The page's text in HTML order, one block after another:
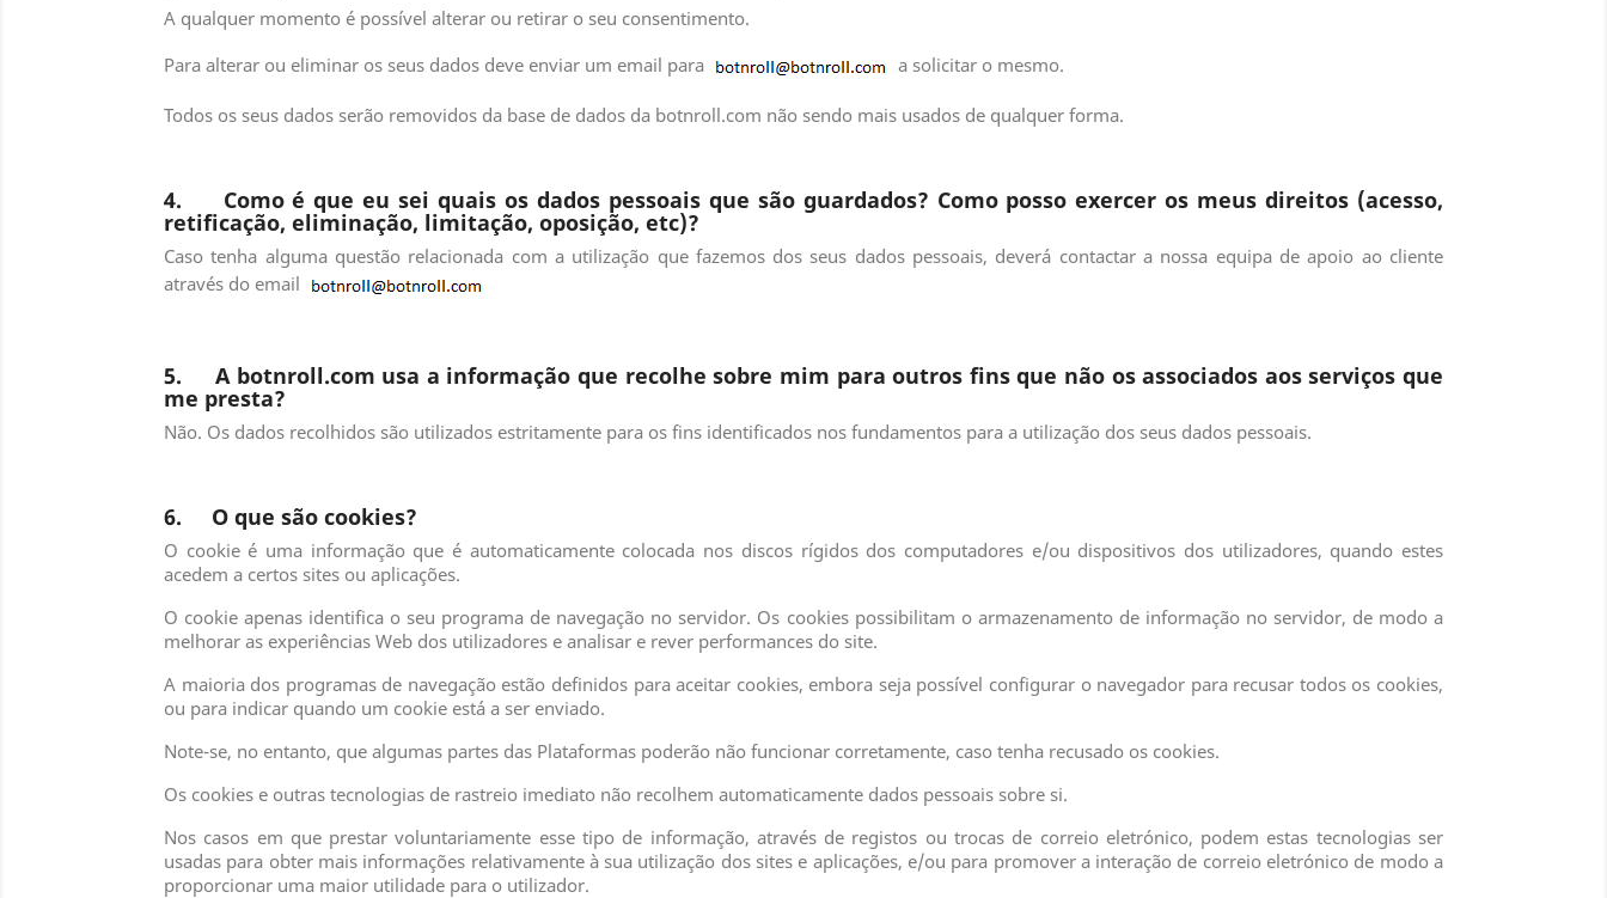
A qualquer momento é possível alterar ou retirar o seu consentimento.
Para alterar ou eliminar os seus dados deve enviar um email para
a solicitar o mesmo.
Todos os seus dados serão removidos da base de dados da botnroll.com não sendo mais usados de qualquer forma.
4. Como é que eu sei quais os dados pessoais que são guardados? Como posso exercer os meus direitos (acesso,
retificação, eliminação, limitação, oposição, etc)?
Caso tenha alguma questão relacionada com a utilização que fazemos dos seus dados pessoais, deverá contactar a nossa equipa de apoio ao cliente
através do email
5. A botnroll.com usa a informação que recolhe sobre mim para outros fins que não os associados aos serviços que
me presta?
Não. Os dados recolhidos são utilizados estritamente para os fins identificados nos fundamentos para a utilização dos seus dados pessoais.
6. O que são cookies?
O cookie é uma informação que é automaticamente colocada nos discos rígidos dos computadores e/ou dispositivos dos utilizadores, quando estes
acedem a certos sites ou aplicações.
O cookie apenas identifica o seu programa de navegação no servidor. Os cookies possibilitam o armazenamento de informação no servidor, de modo a
melhorar as experiências Web dos utilizadores e analisar e rever performances do site.
A maioria dos programas de navegação estão definidos para aceitar cookies, embora seja possível configurar o navegador para recusar todos os cookies,
ou para indicar quando um cookie está a ser enviado.
Note-se, no entanto, que algumas partes das Plataformas poderão não funcionar corretamente, caso tenha recusado os cookies.
Os cookies e outras tecnologias de rastreio imediato não recolhem automaticamente dados pessoais sobre si.
Nos casos em que prestar voluntariamente esse tipo de informação, através de registos ou trocas de correio eletrónico, podem estas tecnologias ser
usadas para obter mais informações relativamente à sua utilização dos sites e aplicações, e/ou para promover a interação de correio eletrónico de modo a
proporcionar uma maior utilidade para o utilizador.